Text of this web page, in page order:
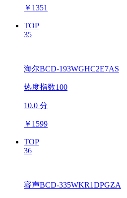
￥ 1351
TOP
35
海尔BCD-193WGHC2E7AS
热度指数100
10.0 分
￥ 1599
TOP
36
容声BCD-335WKR1DPGZA